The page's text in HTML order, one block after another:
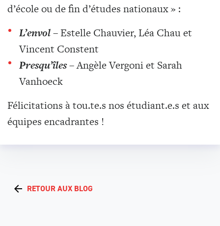
d’école ou de fin d’études nationaux » :
L’envol– Estelle Chauvier, Léa Chau et
Vincent Constent
Presqu’îles– Angèle Vergoni et Sarah
Vanhoeck
Félicitations à tou.te.s nos étudiant.e.s et aux
équipes encadrantes !
RETOUR AUX BLOG